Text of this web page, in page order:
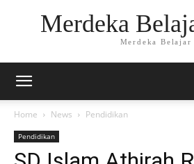
Merdeka
Merdeka Belajar
Home News Pendidikan
Pendidikan